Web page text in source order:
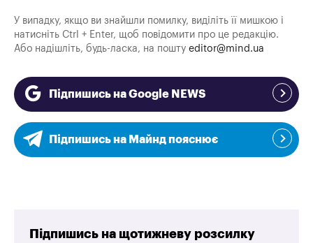
У випадку, якщо ви знайшли помилку, виділіть її мишкою і
натисніть Ctrl + Enter, щоб повідомити про це редакцію.
Або надішліть, будь-ласка, на пошту editor@mind.ua
Підпишись на Google NEWS
Підпишись на Майнд пояснює
Підпишись на щотижневу розсилку